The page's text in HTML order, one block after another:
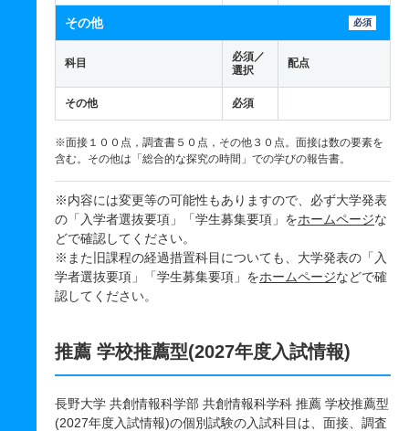
その他 必須
科目
必須／
選択
配点
その他 必須
※面接１００点，調査書５０点，その他３０点。面接は数の要素を
含む。その他は「総合的な探究の時間」での学びの報告書。
※内容には変更等の可能性もありますので、必ず大学発表
の「入学者選抜要項」「学生募集要項」をホームページな
どで確認してください。
※また旧課程の経過措置科目についても、大学発表の「入
学者選抜要項」「学生募集要項」をホームページなどで確
認してください。
推薦 学校推薦型(2027年度入試情報)
長野大学 共創情報科学部 共創情報科学科 推薦 学校推薦型
(2027年度入試情報)の個別試験の入試科目は、面接、調査